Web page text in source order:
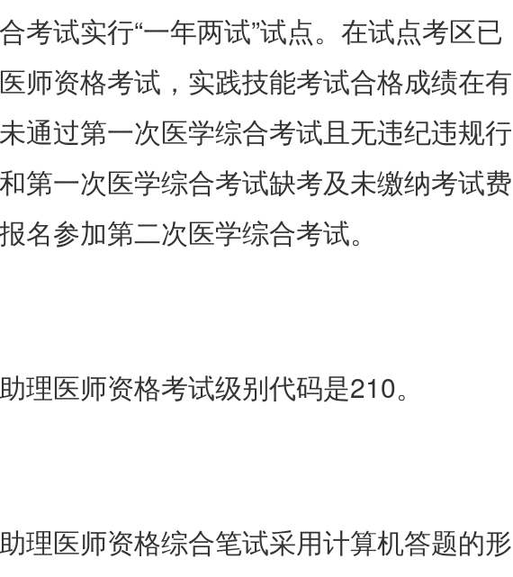
考试实行“一年两试”试点。在试点考区已
师资格考试，实践技能考试合格成绩在有
通过第一次医学综合考试且无违纪违规行
第一次医学综合考试缺考及未缴纳考试费
名参加第二次医学综合考试。
理医师资格考试级别代码是210。
理医师资格综合笔试采用计算机答题的形